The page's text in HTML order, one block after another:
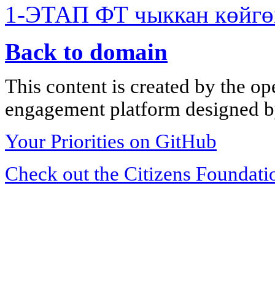
1-ЭТАП ФТ чыккан
Back to domain
This content is created by the
engagement platform designed
Your Priorities on GitHub
Check out the Citizens